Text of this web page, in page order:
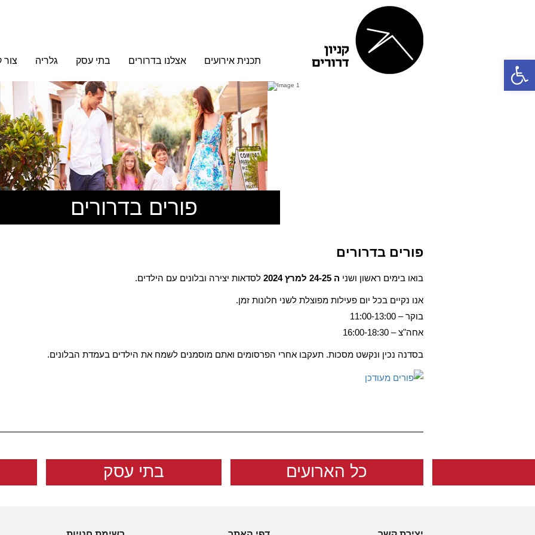
פתח סרגל נגישות תכנית אירועים אצלנו בדרורים בתי עסק גלריה
פורים בדרורים
פורים בדרורים
בואו בימים ראשון ושני ה 24-25 למרץ 2024 לסדאות יצירה ובלונים עם הילדים.
אנו נקיים בכל יום פעילות מפוצלת לשני חלונות זמן.
בוקר – 11:00-13:00
אחה"צ – 16:00-18:30
בסדנה נכין ונקשט מסכות. תעקבו אחרי הפרסומים ואתם מוסמנים לשמח את הילדים בעמדת הבלונים.
כל הארועים בתי עסק